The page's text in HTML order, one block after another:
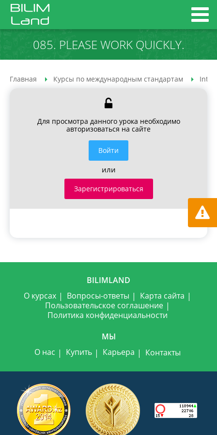
085. PLEASE WORK QUICKLY.
Главная Курсы по международным стандартам
Для просмотра данного урока необходимо
авторизоваться на сайте
Войти
или
Зарегистрироваться
BILIMLAND
О курсах
Вопросы-ответы
Карта сайта
Пользовательское соглашение
Политика конфиденциальности
МЫ
О нас
Купить Карьера Контакты